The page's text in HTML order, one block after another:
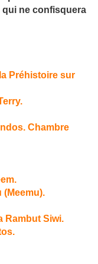
ne confisquera
Préhistoire sur
Chambre
(Meemu).
Rambut Siwi.